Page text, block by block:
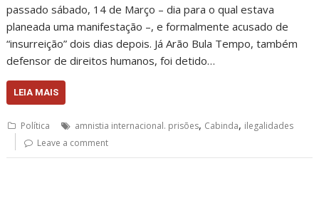
passado sábado, 14 de Março – dia para o qual estava
planeada uma manifestação –, e formalmente acusado de
“insurreição” dois dias depois. Já Arão Bula Tempo, também
defensor de direitos humanos, foi detido…
LEIA MAIS
Política amnistia internacional. prisões, Cabinda, ilegalidades
Leave a comment